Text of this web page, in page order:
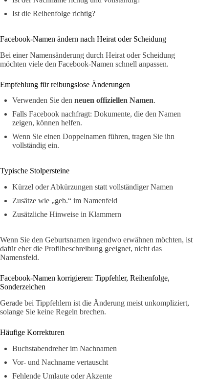
Ist die Reihenfolge richtig?
Facebook-Namen ändern nach Heirat oder Scheidung
Bei einer Namensänderung durch Heirat oder Scheidung
möchten viele den Facebook-Namen schnell anpassen.
Empfehlung für reibungslose Änderungen
Verwenden Sie den neuen offiziellen Namen.
Falls Facebook nachfragt: Dokumente, die den Namen
zeigen, können helfen.
Wenn Sie einen Doppelnamen führen, tragen Sie ihn
vollständig ein.
Typische Stolpersteine
Kürzel oder Abkürzungen statt vollständiger Namen
Zusätze wie „geb.“ im Namenfeld
Zusätzliche Hinweise in Klammern
Wenn Sie den Geburtsnamen irgendwo erwähnen möchten, ist
dafür eher die Profilbeschreibung geeignet, nicht das
Namensfeld.
Facebook-Namen korrigieren: Tippfehler, Reihenfolge,
Sonderzeichen
Gerade bei Tippfehlern ist die Änderung meist unkompliziert,
solange Sie keine Regeln brechen.
Häufige Korrekturen
Buchstabendreher im Nachnamen
Vor- und Nachname vertauscht
Fehlende Umlaute oder Akzente